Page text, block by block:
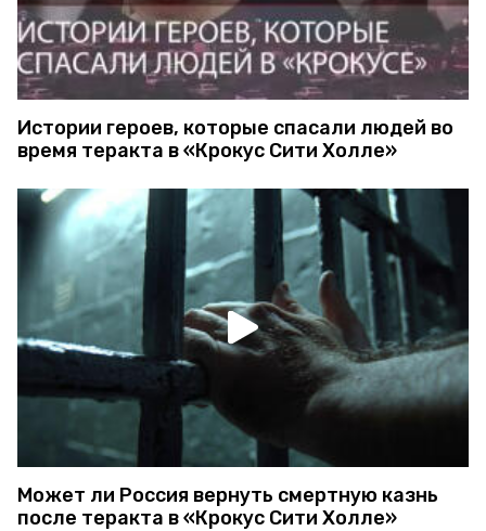
Истории героев, которые спасали людей во
время теракта в «Крокус Сити Холле»
Может ли Россия вернуть смертную казнь
после теракта в «Крокус Сити Холле»